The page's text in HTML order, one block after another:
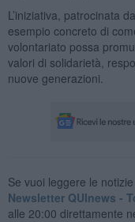
L’iniziativa, patrocinata
esempio concreto di
volontariato possa
valori di solidarietà,
nuove generazioni.
Se vuoi leggere le
Newsletter QUInews -
alle 20:00 direttamente